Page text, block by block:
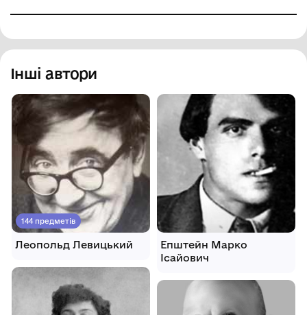
Інші автори
144 предметів
Леопольд Левицький
Епштейн Марко
Ісайович